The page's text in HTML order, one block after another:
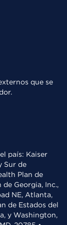
que se
país: Kaiser
Sur de
Plan de
Georgia, Inc.,
NE, Atlanta,
de Estados del
y Washington,